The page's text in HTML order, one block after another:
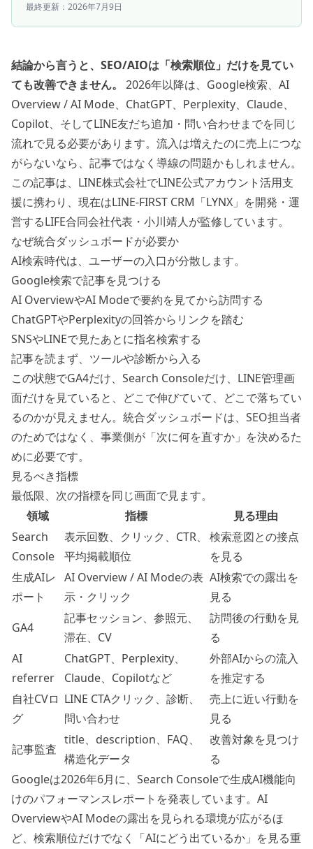
最終更新： 2026年7月9日
結論から言うと、SEO/AIOは「検索順位」だけを見てい
ても改善できません。
2026年以降は、Google検索、AI
Overview / AI Mode、ChatGPT、Perplexity、Claude、
Copilot、そしてLINE友だち追加・問い合わせまでを同じ
流れで見る必要があります。流入は増えたのに売上につな
がらないなら、記事ではなく導線の問題かもしれません。
この記事は、LINE株式会社でLINE公式アカウント活用支
援に携わり、現在はLINE-FIRST CRM「LYNX」を開発・運
営するLIFE合同会社代表・小川靖人が監修しています。
なぜ統合ダッシュボードが必要か
AI検索時代は、ユーザーの入口が分散します。
Google検索で記事を見つける
AI OverviewやAI Modeで要約を見てから訪問する
ChatGPTやPerplexityの回答からリンクを踏む
SNSやLINEで見たあとに指名検索する
記事を読まず、ツールや診断から入る
この状態でGA4だけ、Search Consoleだけ、LINE管理画
面だけを見ていると、どこで伸びていて、どこで落ちてい
るのかが見えません。統合ダッシュボードは、SEO担当者
のためではなく、事業側が「次に何を直すか」を決めるた
めに必要です。
見るべき指標
最低限、次の指標を同じ画面で見ます。
領域
指標
見る理由
Search
Console
表示回数、クリック、CTR、
平均掲載順位
検索意図との接点
を見る
生成AIレ
ポート
AI Overview / AI Modeの表
示・クリック
AI検索での露出を
見る
GA4
記事セッション、参照元、
滞在、CV
訪問後の行動を見
る
AI
referrer
ChatGPT、Perplexity、
Claude、Copilotなど
外部AIからの流入
を推定する
自社CVロ
グ
LINE CTAクリック、診断、
問い合わせ
売上に近い行動を
見る
記事監査
title、description、FAQ、
構造化データ
改善対象を見つけ
る
Googleは2026年6月に、Search Consoleで生成AI機能向
けのパフォーマンスレポートを発表しています。AI
OverviewやAI Modeの露出を見られる環境が広がるほ
ど、検索順位だけでなく「AIにどう出ているか」を見る重